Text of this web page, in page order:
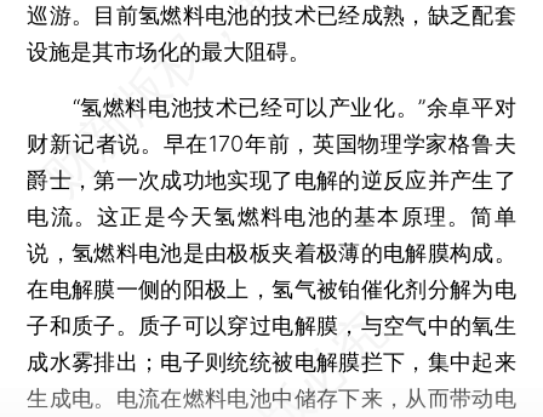
巡游。目前氢燃料电池的技术已经成熟，缺乏配套
设施是其市场化的最大阻碍。
“氢燃料电池技术已经可以产业化。”余卓平对
财新记者说。早在170年前，英国物理学家格鲁夫
爵士，第一次成功地实现了电解的逆反应并产生了
电流。这正是今天氢燃料电池的基本原理。简单
说，氢燃料电池是由极板夹着极薄的电解膜构成。
在电解膜一侧的阳极上，氢气被铂催化剂分解为电
子和质子。质子可以穿过电解膜，与空气中的氧生
成水雾排出；电子则统统被电解膜拦下，集中起来
生成电。电流在燃料电池中储存下来，从而带动电